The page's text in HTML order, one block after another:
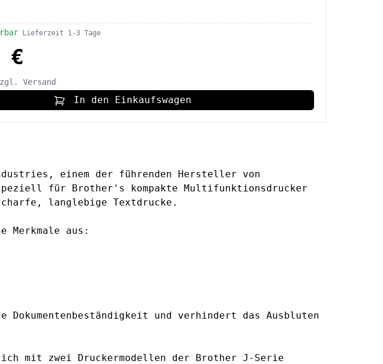
Lieferzeit 1-3 Tage
€
Versand
In den Einkaufswagen
einem der führenden Hersteller von
für Brother's kompakte Multifunktionsdrucker
langlebige Textdrucke.
Merkmale aus:
und verhindert das Ausbluten
mit zwei Druckermodellen der Brother J-Serie